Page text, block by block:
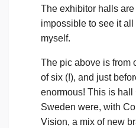
The exhibitor halls are
impossible to see it
myself.
The pic above is from
of six (!), and just
enormous! This is hall
Sweden were, with
Vision, a mix of new